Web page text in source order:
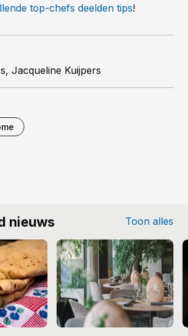
top-chefs deelden tips!
Jacqueline Kuijpers
nieuws Toon alles